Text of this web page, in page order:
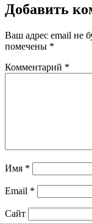
Добавить
Ваш адрес email не
помечены *
Комментарий *
Имя *
Email *
Сайт